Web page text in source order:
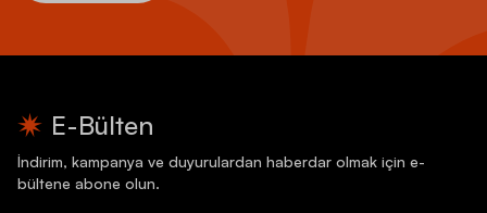
E-Bülten
İndirim, kampanya ve duyurulardan haberdar olmak için e-
bültene abone olun.